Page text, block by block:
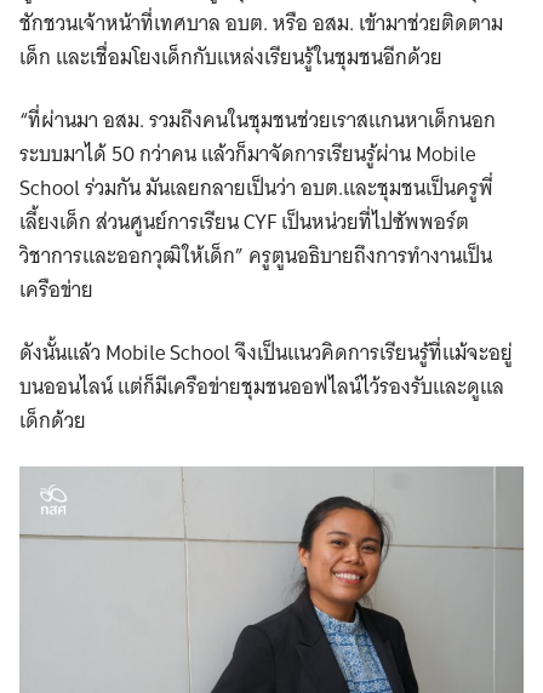
ชักชวนเจ้าหน้าที่เทศบาล อบต. หรือ อสม. เข้ามาช่วยติดตาม
เด็ก และเชื่อมโยงเด็กกับแหล่งเรียนรู้ในชุมชนอีกด้วย
“ที่ผ่านมา อสม. รวมถึงคนในชุมชนช่วยเราสแกนหาเด็กนอก
ระบบมาได้ 50 กว่าคน แล้วก็มาจัดการเรียนรู้ผ่าน Mobile
School ร่วมกัน มันเลยกลายเป็นว่า อบต.และชุมชนเป็นครูพี่
เลี้ยงเด็ก ส่วนศูนย์การเรียน CYF เป็นหน่วยที่ไปซัพพอร์ต
วิชาการและออกวุฒิให้เด็ก” ครูตูนอธิบายถึงการทำงานเป็น
เครือข่าย
ดังนั้นแล้ว Mobile School จึงเป็นแนวคิดการเรียนรู้ที่แม้จะอยู่
บนออนไลน์ แต่ก็มีเครือข่ายชุมชนออฟไลน์ไว้รองรับและดูแล
เด็กด้วย